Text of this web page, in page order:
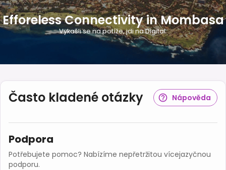
Efforeless Connectivity in Mombasa
Vykašli se na potíže, jdi na Digital.
Často kladené otázky Nápověda
Podpora
Potřebujete pomoc? Nabízíme nepřetržitou vícejazyčnou
podporu.